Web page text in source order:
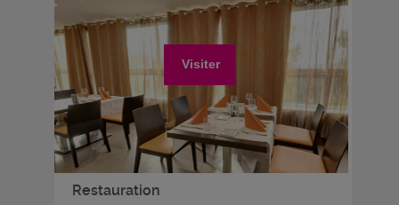
Visiter
Restauration